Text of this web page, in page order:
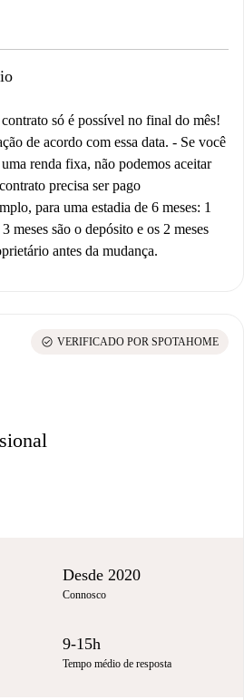
só é possível no final do mês!
de acordo com essa data. - Se você
renda fixa, não podemos aceitar
precisa ser pago
para uma estadia de 6 meses: 1
meses são o depósito e os 2 meses
antes da mudança.
check_circle VERIFICADO POR SPOTAHOME
Desde 2020
Connosco
9-15h
Tempo médio de resposta